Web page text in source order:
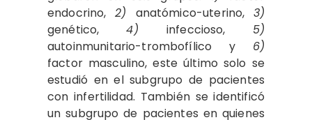
endocrino, 2) anatómico-uterino, 3)
genético,4) infeccioso, 5)
autoinmunitario-trombofílico y 6)
factor masculino, este último solo se
estudió en el subgrupo de pacientes
con infertilidad. También se identificó
un subgrupo de pacientes en quienes